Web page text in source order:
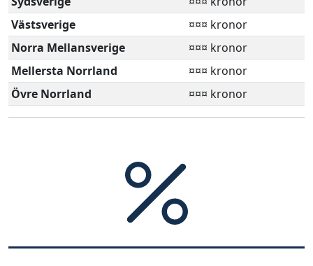
Västsverige
¤¤¤ kronor
Norra Mellansverige
¤¤¤ kronor
Mellersta Norrland
¤¤¤ kronor
Övre Norrland
¤¤¤ kronor